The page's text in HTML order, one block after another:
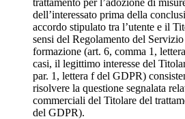
trattamento per l’adozione di
dell’interessato prima della
accordo stipulato tra l’utente e il
sensi del Regolamento del
formazione (art. 6, comma 1,
casi, il legittimo interesse del
par. 1, lettera f del GDPR)
risolvere la questione segnalata
commerciali del Titolare del
del GDPR).